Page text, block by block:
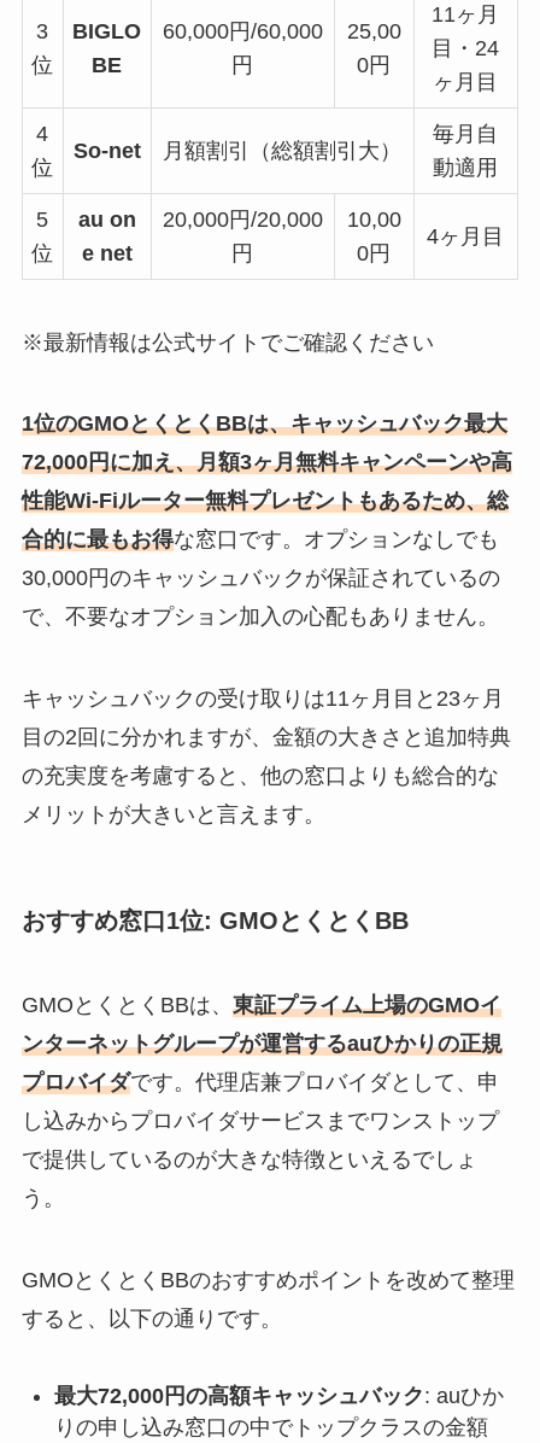
3
位
BIGLO
BE
60,000円/60,000
円
25,00
0円
11ヶ月
目・24
ヶ月目
4
位
So-net 月額割引（総額割引大）
毎月自
動適用
5
位
au on
e net
20,000円/20,000
円
10,00
0円
4ヶ月目
※最新情報は公式サイトでご確認ください
1位のGMOとくとくBBは、キャッシュバック最大
72,000円に加え、月額3ヶ月無料キャンペーンや高
性能Wi-Fiルーター無料プレゼントもあるため、総
合的に最もお得な窓口です。オプションなしでも
30,000円のキャッシュバックが保証されているの
で、不要なオプション加入の心配もありません。
キャッシュバックの受け取りは11ヶ月目と23ヶ月
目の2回に分かれますが、金額の大きさと追加特典
の充実度を考慮すると、他の窓口よりも総合的な
メリットが大きいと言えます。
おすすめ窓口1位: GMOとくとくBB
GMOとくとくBBは、 東証プライム上場のGMOイ
ンターネットグループが運営するauひかりの正規
プロバイダです。代理店兼プロバイダとして、申
し込みからプロバイダサービスまでワンストップ
で提供しているのが大きな特徴といえるでしょ
う。
GMOとくとくBBのおすすめポイントを改めて整理
すると、以下の通りです。
最大72,000円の高額キャッシュバック: auひか
りの申し込み窓口の中でトップクラスの金額